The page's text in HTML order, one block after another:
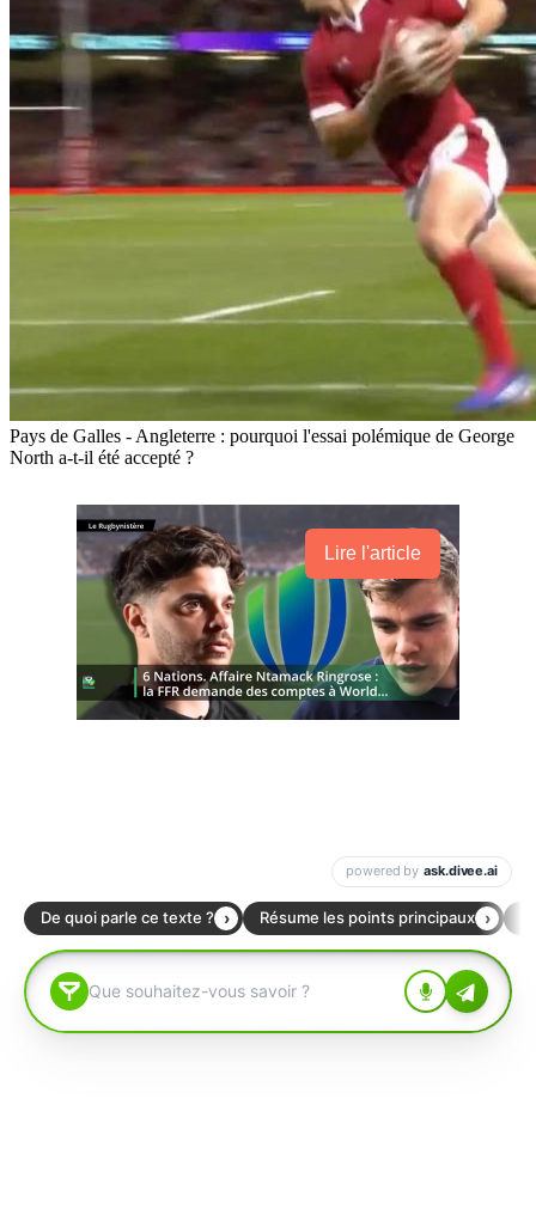
Pays de Galles - Angleterre : pourquoi l'essai polémique de George
North a-t-il été accepté ?
Lire l'article